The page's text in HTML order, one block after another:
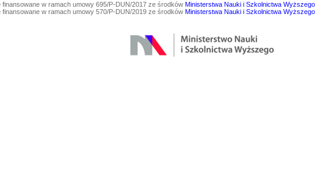
finansowane w ramach umowy 695/P-DUN/2017 ze środków Ministerstwa Nauki i Szkolnictwa Wyższego
finansowane w ramach umowy 570/P-DUN/2019 ze środków Ministerstwa Nauki i Szkolnictwa Wyższego